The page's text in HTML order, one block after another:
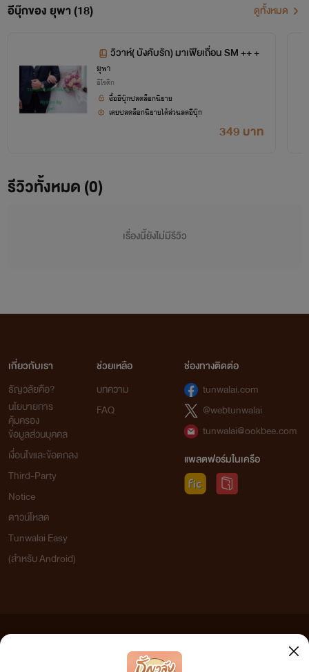
ไรท์ก็ขอขอบคุณที่ทุกคนเข้ามาอ่านและกดติดตามด้วยน่ะค่ะ และยอดไลค์กับยอดคอมเมนต์
เป็กำลังให้ไรท์ไปเรื่อยๆนะคะ
อีบุ๊กของ ยุพา (18) ดูทั้งหมด
วิวาห์( บังคับรัก) มาเฟียเถื่อน SM ++ +
ยุพา
อีโรติก
349 บาท
ซื้ออีบุ๊กปลดล็อกนิยาย
เคยปลดล็อกนิยายได้ส่วนลดอีบุ๊ก
รีวิวทั้งหมด (0)
เรื่องนี้ยังไม่มีรีวิว
เกี่ยวกับเรา
ธัญวลัยคือ?
นโยบายการ
คุ้มครอง
ข้อมูลส่วนบุคคล
เงื่อนไขและข้อตกลง
Third-Party
Notice
ดาวน์โหลด
Tunwalai Easy
(สำหรับ Android)
ช่วยเหลือ
บทความ
FAQ
ช่องทางติดต่อ
tunwalai.com
@webtunwalai
tunwalai@ookbee.com
แพลตฟอร์มในเครือ
เว็บไซต์แห่งนี้ไม่ได้เห็นด้วยและไม่ขอรับผิดชอบต่อข้อความใดๆ ทั้งสิ้น ดังนั้นผู้อ่านทุกท่านโปรดใช้